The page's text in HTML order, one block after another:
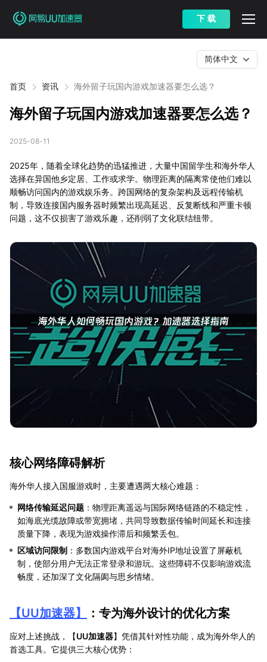
下 载
首页 资讯 海外留子玩国内游戏加速器要怎么选？
简体中文
海外留子玩国内游戏加速器要怎么选？
2025-08-11
2025年，随着全球化趋势的迅猛推进，大量中国留学生和海外华人
选择在异国他乡定居、工作或求学。物理距离的隔离常使他们难以
顺畅访问国内的游戏娱乐务。跨国网络的复杂架构及远程传输机
制，导致连接国内服务器时频繁出现高延迟、反复断线和严重卡顿
问题，这不仅损害了游戏乐趣，还削弱了文化联结纽带。
核心网络障碍解析
海外华人接入国服游戏时，主要遭遇两大核心难题：
网络传输延迟问题 ：物理距离遥远与国际网络链路的不稳定性，
如海底光缆故障或带宽拥堵，共同导致数据传输时间延长和连接
质量下降，表现为游戏操作滞后和频繁丢包。
区域访问限制 ：多数国内游戏平台对海外IP地址设置了屏蔽机
制，使部分用户无法正常登录和游玩。这些障碍不仅影响游戏流
畅度，还加深了文化隔阂与思乡情绪。
【UU加速器】 ：专为海外设计的优化方案
应对上述挑战，【UU加速器】凭借其针对性功能，成为海外华人的
首选工具。它提供三大核心优势：